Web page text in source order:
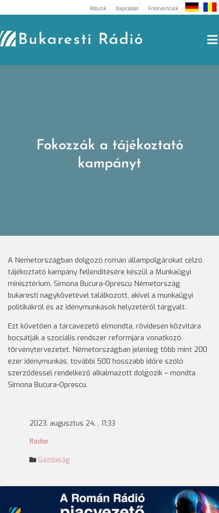
to
content
Rólunk Kapcsolat Frekvenciák
Bukaresti Rádió
Fokozzák a tájékoztató
kampányt
A Németországban dolgozó román állampolgárokat célzó
tájékoztató kampány fellendítésére készül a Munkaügyi
minisztérium. Simona Bucura-Oprescu Németország
bukaresti nagykövetével találkozott, akivel a munkaügyi
politikákról és az idénymunkások helyzetéről tárgyalt.
Ezt követően a tárcavezető elmondta, rövidesen közvitára
bocsátják a szociális rendszer reformjára vonatkozó
törvénytervezetet. Németországban jelenleg több mint 200
ezer idénymunkás, további 500 hosszabb időre szóló
szerződéssel rendelkező alkalmazott dolgozik – mondta
Simona Bucura-Oprescu.
2023. augusztus 24. , 11:33
Rador
Gazdaság